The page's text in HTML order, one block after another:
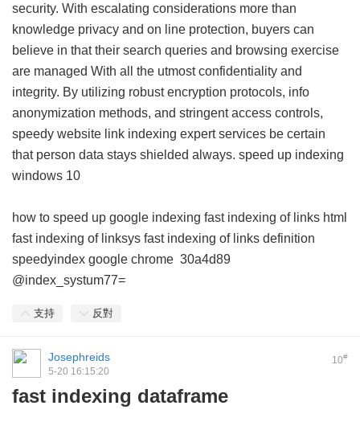
security. With escalating considerations more than
knowledge privacy and on line protection, buyers can
believe in that their search queries and browsing exercise
are managed With all the utmost confidentiality and
integrity. By utilizing robust encryption protocols, info
anonymization methods, and stringent access controls,
speedy website link indexing expert services be certain
that person data stays shielded always. speed up indexing
windows 10
how to speed up google indexing fast indexing of links html
fast indexing of linksys fast indexing of links definition
speedyindex google chrome 30a4d89
@index_systum77=
支持 反對
10#
Josephreids
5-20 16:15:20
fast indexing dataframe